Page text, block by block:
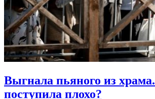
Выгнала пьяного из храма.
поступила плохо?